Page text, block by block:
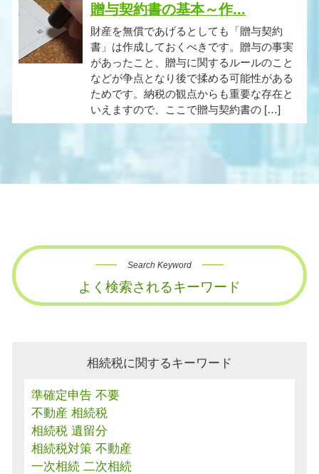
贈与契約書の基本～作...
財産を無償であげるとしても「贈与契約
書」は作成しておくべきです。贈与の事実
があったこと、贈与に関するルールのこと
などが争点となり後で揉める可能性がある
ためです。納税の観点からも重要な存在と
いえますので、ここで贈与契約書の […]
Search Keyword
よく検索されるキーワード
相続税に関するキーワード
準確定申告 不要
不動産 相続税
相続税 遺留分
相続税対策 不動産
一次相続 二次相続